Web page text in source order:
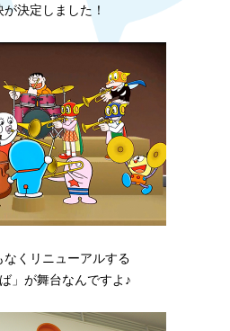
決定しました！
なくリニューアルする
」が舞台なんですよ♪